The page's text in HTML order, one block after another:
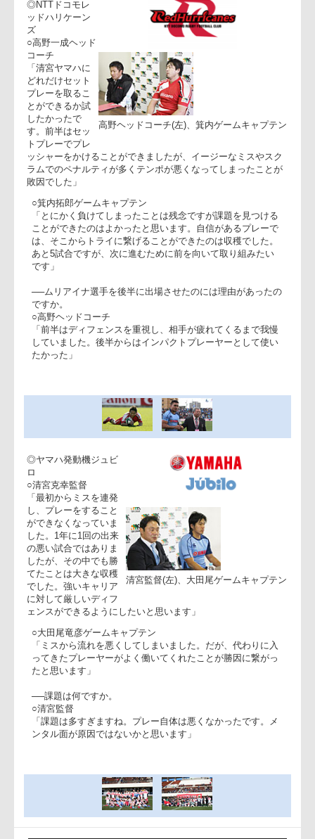
高野ヘッドコーチ(左)、箕内ゲームキャプテ
◎NTTドコモレ
ッドハリケーン
ズ
○高野一成ヘッド
コーチ
「清宮ヤマハに
どれだけセット
プレーを取るこ
とができるか試
したかったで
す。前半はセッ
トプレーでプレ
ッシャーをかけることができましたが、イージーなミスやスク
ラムでのペナルティが多くテンポが悪くなってしまったことが
○箕内拓郎ゲームキャプテン
「とにかく負けてしまったことは残念ですが課題を見つける
ことができたのはよかったと思います。自信があるプレーで
は、そこからトライに繋げることができたのは収穫でした。
──ムリアイナ選手を後半に出場させたのには理由があったの
○高野ヘッドコーチ
していました。後半からはインパクトプレーヤーとして使い
清宮監督(左)、大田尾ゲームキャプテ
◎ヤマハ発動機ジュビ
ロ
「最初からミスを連発
し、プレーをすること
ができなくなっていま
した。1年に1回の出来
の悪い試合ではありま
したが、その中でも勝
てたことは大きな収穫
でした。強いキャリア
○大田尾竜彦ゲームキャプテン
「ミスから流れを悪くしてしまいました。だが、代わりに入
ってきたプレーヤーがよく働いてくれたことが勝因に繋がっ
たと思います」